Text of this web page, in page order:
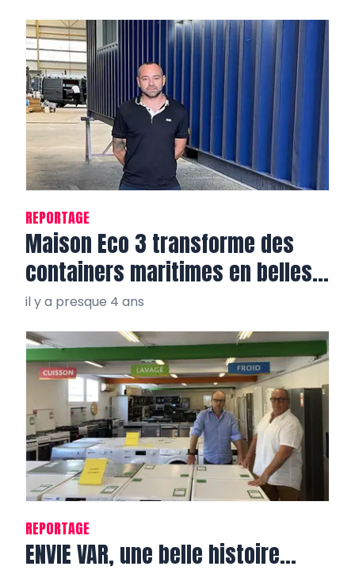
REPORTAGE
Maison Eco 3 transforme des
containers maritimes en belles
villas tout confort
il y a presque 4 ans
REPORTAGE
ENVIE VAR, une belle histoire…